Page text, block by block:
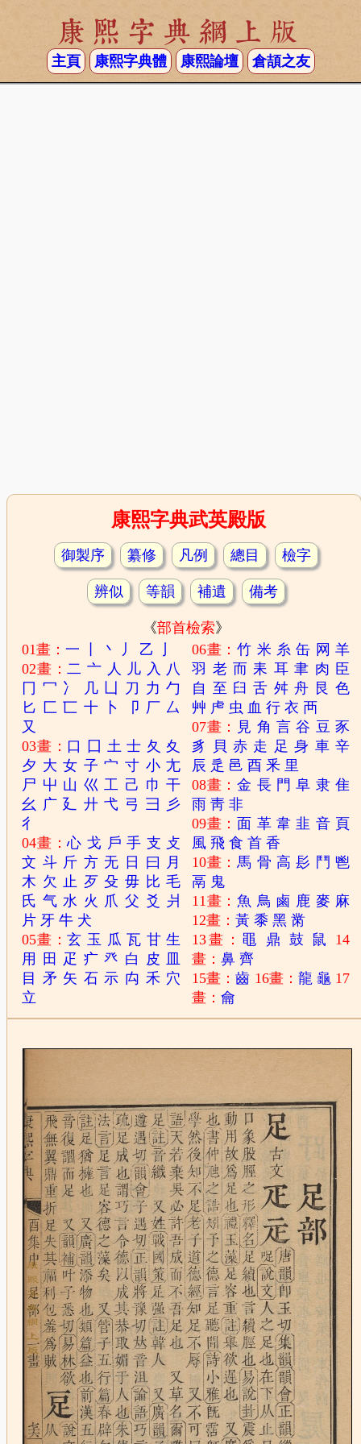
康熙字典網上版
主頁 康熙字典體 康熙論壇 倉頡之友
康熙字典武英殿版
御製序 纂修 凡例 總目 檢字
辨似 等韻 補遺 備考
《部首檢索》
01畫：一 丶 丿 乙
02畫：二 亠 人 儿 入 八
冂 冖 冫 几 凵 刀 力 勹
匕 匚 匸 十 卜 卩 厂 厶
又
03畫： 口 囗 土 士 夂 夊
夕 大 女 子 宀 寸 小 尢
尸 屮 山 巛 工 己 巾 干
幺 广 廴 廾 弋 弓 彐
彡
彳
04畫：心 戈 戶 手 支 攴
文 斗 斤 方 无 日 曰 月
木 欠 止 歹 殳 毋 比 毛
氏 气 水 火 爪 父 爻 爿
片 牙 牛 犬
05畫：玄 玉 瓜 瓦 甘 生
用
田 疋 疒 癶 白 皮
目
矛 矢 石 示 禸 禾 穴
立
06畫：竹 米 糸 缶 网 羊
羽 老 而 耒 耳 聿 肉 臣
自 至 臼 舌 舛 舟 艮 色
艸 虍 虫 血 行 衣 襾
07畫： 見 角 言 谷 豆 豕
豸
貝 赤 走 足 身 車 辛
辰 辵 邑 酉 釆 里
08畫：金 長 門 阜 隶 隹
雨 靑 非
09畫： 面 革 韋 韭 音 頁
風 飛 食 首 香
10畫：馬 骨 高 髟 鬥 鬯
鬲 鬼
11畫：魚 鳥 鹵 鹿 麥 麻
12畫：黃 黍 黑 黹
13畫： 黽 鼎 鼓 鼠
14
畫：鼻 齊
15畫：齒 16畫： 龍 龜 17
畫：龠